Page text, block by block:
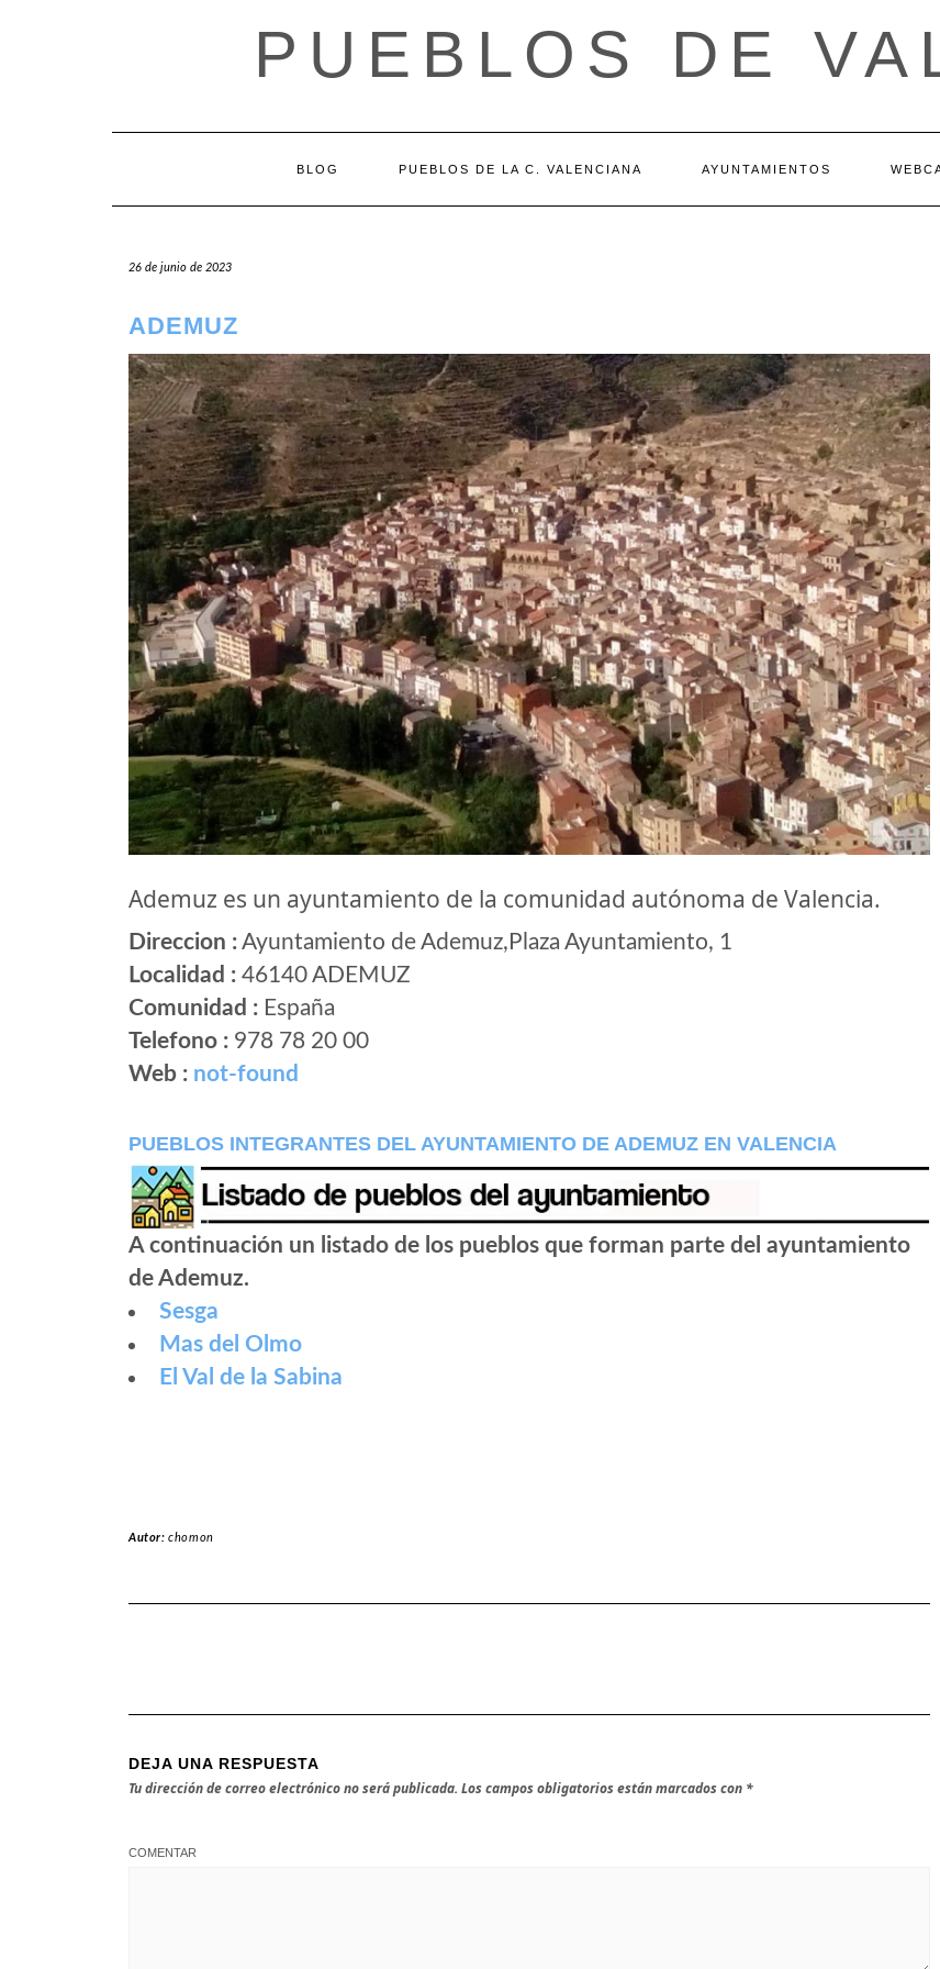
PUEBLOS DE
BLOG PUEBLOS DE LA C. VALENCIANA AYUNTAMIENTOS
26 de junio de 2023
ADEMUZ
Ademuz es un ayuntamiento de la comunidad autónoma de Valencia.
Direccion :Ayuntamiento de Ademuz,Plaza Ayuntamiento, 1
Localidad : 46140 ADEMUZ
Comunidad : España
Telefono : 978 78 20 00
Web : not-found
PUEBLOS INTEGRANTES DEL AYUNTAMIENTO DE ADEMUZ EN VALENCIA
A continuación un listado de los pueblos que forman parte del ayuntamiento
de Ademuz.
Sesga
Mas del Olmo
El Val de la Sabina
Autor:chomon
DEJA UNA RESPUESTA
Tu dirección de correo electrónico no será publicada. Los campos obligatorios están marcados con *
COMENTAR